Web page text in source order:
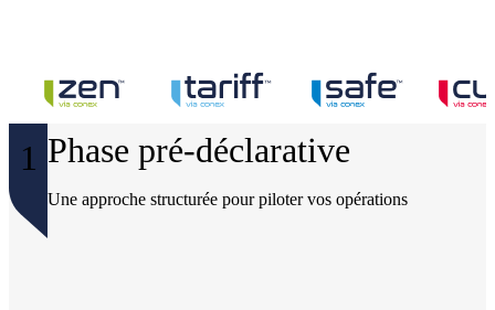
1 Phase pré-déclarative
Une approche structurée pour piloter vos opérations